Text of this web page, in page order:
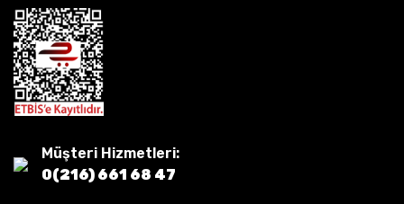
Müşteri Hizmetleri:
0(216) 661 68 47